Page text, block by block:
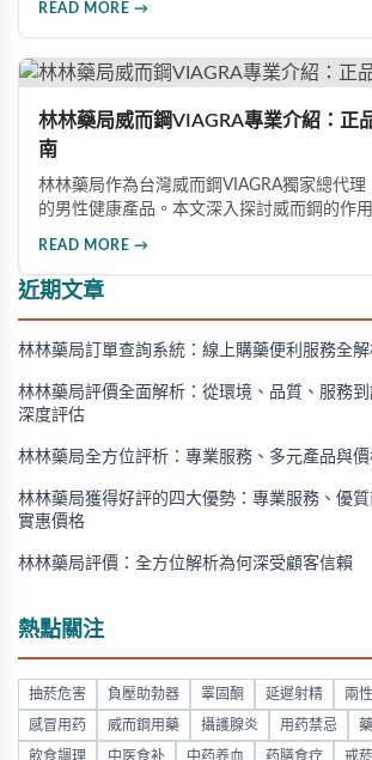
READ MORE →
林林藥局威而鋼VIAGRA專業介紹：正
南
林林藥局作為台灣威而鋼VIAGRA獨家總代理
的男性健康產品。本文深入探討威而鋼的作
擇。
READ MORE →
近期文章
林林藥局訂單查詢系統：線上購藥便利服務全
林林藥局評價全面解析：從環境、品質、服務
深度評估
林林藥局全方位評析：專業服務、多元產品與
林林藥局獲得好評的四大優勢：專業服務、優
實惠價格
林林藥局評價：全方位解析為何深受顧客信賴
熱點關注
抽菸危害 負壓助勃器 睪固酮 延遲射精 兩
感冒用药 威而鋼用藥 攝護腺炎 用药禁忌
飲食調理 中医食补 中药养血 药膳食疗 戒